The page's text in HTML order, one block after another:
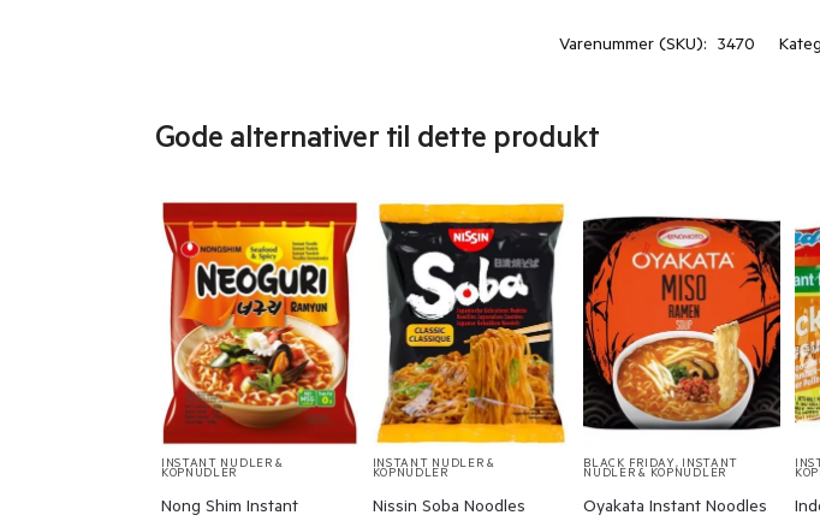
Varenummer (SKU): 3470
Gode alternativer til dette produkt
INSTANT NUDLER &
KOPNUDLER
Nong Shim Instant
INSTANT NUDLER &
KOPNUDLER
Nissin Soba Noodles
BLACK FRIDAY, INSTANT
NUDLER & KOPNUDLER
Oyakata Instant Noodles